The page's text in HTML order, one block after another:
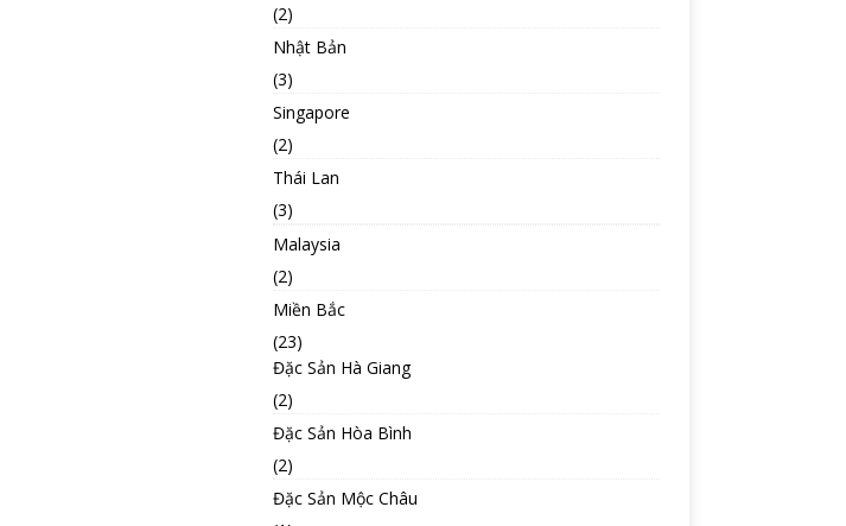
(2)
Nhật Bản
(3)
Singapore
(2)
Thái Lan
(3)
Malaysia
(2)
Miền Bắc
(23)
Đặc Sản Hà Giang
(2)
Đặc Sản Hòa Bình
(2)
Đặc Sản Mộc Châu